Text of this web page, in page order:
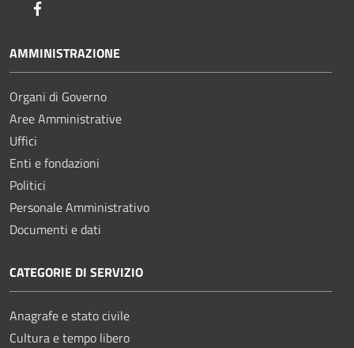
AMMINISTRAZIONE
Organi di Governo
Aree Amministrative
Uffici
Enti e fondazioni
Politici
Personale Amministrativo
Documenti e dati
CATEGORIE DI SERVIZIO
Anagrafe e stato civile
Cultura e tempo libero